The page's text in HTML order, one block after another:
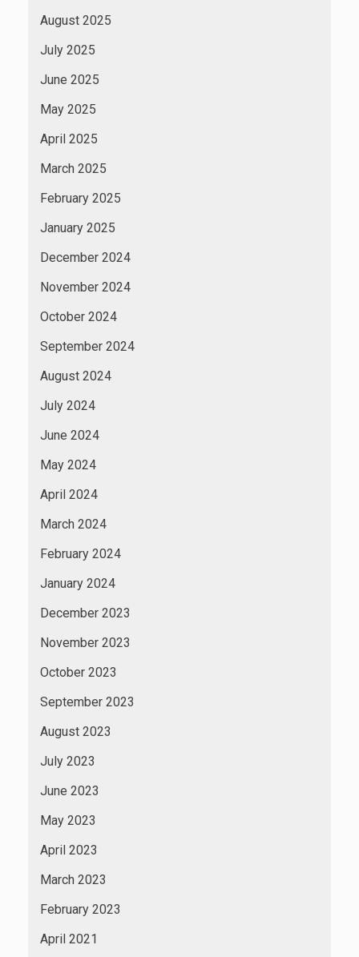
August 2025
July 2025
June 2025
May 2025
April 2025
March 2025
February 2025
January 2025
December 2024
November 2024
October 2024
September 2024
August 2024
July 2024
June 2024
May 2024
April 2024
March 2024
February 2024
January 2024
December 2023
November 2023
October 2023
September 2023
August 2023
July 2023
June 2023
May 2023
April 2023
March 2023
February 2023
April 2021